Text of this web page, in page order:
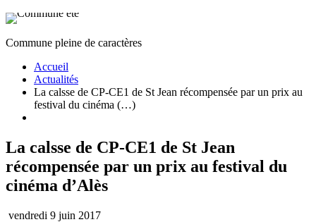
Commune pleine de caractères
Accueil
Actualités
La calsse de CP-CE1 de St Jean récompensée par un prix au
festival du cinéma (…)
La calsse de CP-CE1 de St Jean
récompensée par un prix au festival du
cinéma d’Alès
vendredi 9 juin 2017